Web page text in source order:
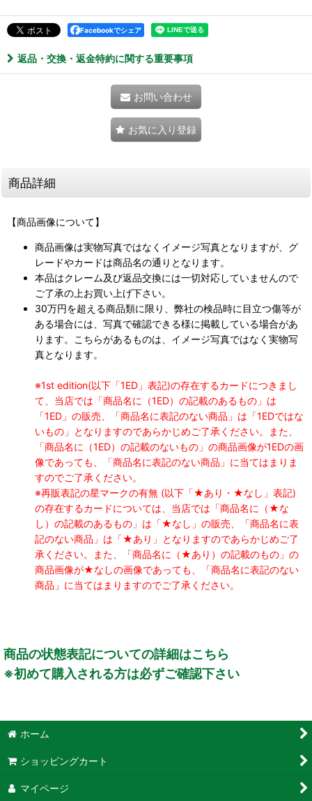
Facebookでシェア
返品・交換・返金特約に関する重要事項
お問い合わせ
お気に入り登録
商品詳細
【商品画像について】
商品画像は実物写真ではなくイメージ写真となりますが、グ
レードやカードは商品名の通りとなります。
本品はクレーム及び返品交換には一切対応していませんので
ご了承の上お買い上げ下さい。
30万円を超える商品類に限り、弊社の検品時に目立つ傷等が
ある場合には、写真で確認できる様に掲載している場合があ
ります。こちらがあるものは、イメージ写真ではなく実物写
真となります。
※1st edition(以下「1ED」表記)の存在するカードにつきまし
て、当店では「商品名に（1ED）の記載のあるもの」は
「1ED」の販売、「商品名に表記のない商品」は「1EDではな
いもの」となりますのであらかじめご了承ください。また、
「商品名に（1ED）の記載のないもの」の商品画像が1EDの画
像であっても、「商品名に表記のない商品」に当てはまりま
すのでご了承ください。
※再販表記の星マークの有無 (以下「★あり・★なし」表記)
の存在するカードについては、当店では「商品名に（★な
し）の記載のあるもの」は「★なし」の販売、「商品名に表
記のない商品」は「★あり」となりますのであらかじめご了
承ください。また、「商品名に（★あり）の記載のもの」の
商品画像が★なしの画像であっても、「商品名に表記のない
商品」に当てはまりますのでご了承ください。
商品の状態表記についての詳細はこちら
※初めて購入される方は必ずご確認下さい
ホーム
ショッピングカート
マイページ